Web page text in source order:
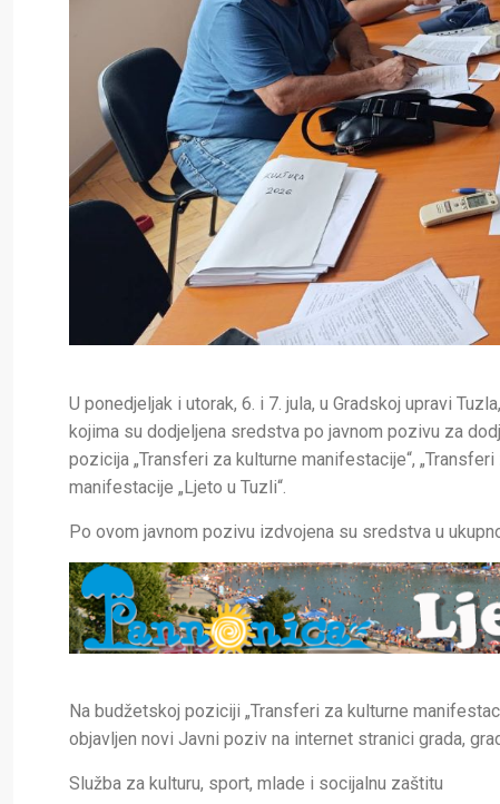
U ponedjeljak i utorak, 6. i 7. jula, u Gradskoj upravi
kojima su dodjeljena sredstva po javnom pozivu za
pozicija „Transferi za kulturne manifestacije“,
manifestacije „Ljeto u Tuzli“.
Po ovom javnom pozivu izdvojena su sredstva u
Na budžetskoj poziciji „Transferi za kulturne
objavljen novi Javni poziv na internet stranici grada,
Služba za kulturu, sport, mlade i socijalnu zaštitu